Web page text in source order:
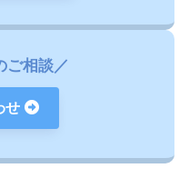
場合、必ず外国人登録証名義
が必要となり、使用期間が90
す。
ご相談／
せ